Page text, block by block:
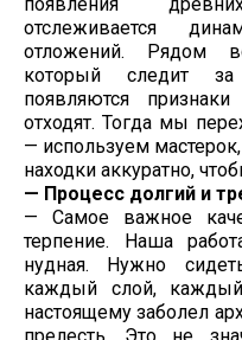
отслеживается
отложений. Рядом
который следит
появляются
отходят. Тогда мы
— используем
находки аккуратно,
— Процесс долгий и
— Самое важное
терпение. Наша
нудная. Нужно
каждый слой,
настоящему заболел